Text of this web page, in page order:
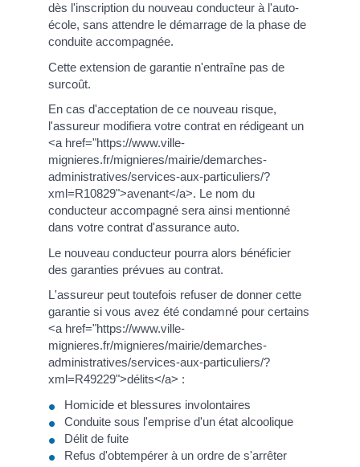
dès l'inscription du nouveau conducteur à l'auto-
école, sans attendre le démarrage de la phase de
conduite accompagnée.
Cette extension de garantie n'entraîne pas de
surcoût.
En cas d'acceptation de ce nouveau risque,
l'assureur modifiera votre contrat en rédigeant un
<a href="https://www.ville-
mignieres.fr/mignieres/mairie/demarches-
administratives/services-aux-particuliers/?
xml=R10829">avenant</a>. Le nom du
conducteur accompagné sera ainsi mentionné
dans votre contrat d'assurance auto.
Le nouveau conducteur pourra alors bénéficier
des garanties prévues au contrat.
L'assureur peut toutefois refuser de donner cette
garantie si vous avez été condamné pour certains
<a href="https://www.ville-
mignieres.fr/mignieres/mairie/demarches-
administratives/services-aux-particuliers/?
xml=R49229">délits</a> :
Homicide et blessures involontaires
Conduite sous l'emprise d'un état alcoolique
Délit de fuite
Refus d'obtempérer à un ordre de s'arrêter